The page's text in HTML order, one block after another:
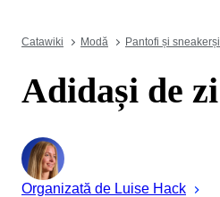
Catawiki Modă Pantofi și sneakerși
Adidași de
Organizată de Luise Hack